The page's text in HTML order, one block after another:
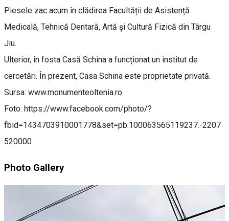
Piesele zac acum în clădirea Facultății de Asistență
Medicală, Tehnică Dentară, Artă și Cultură Fizică din Târgu
Jiu.
Ulterior, în fosta Casă Schina a funcționat un institut de
cercetări. În prezent, Casa Schina este proprietate privată.
Sursa: www.monumenteoltenia.ro
Foto: https://www.facebook.com/photo/?
fbid=1434703910001778&set=pb.100063565119237.-2207
520000
Photo Gallery